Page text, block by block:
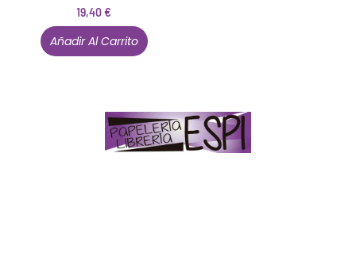
19,40€
Añadir Al Carrito